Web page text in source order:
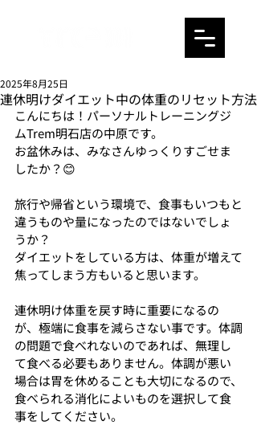
連休明けダイエット中の体重のリセット方法
2025年8月25日
こんにちは！パーソナルトレーニングジ
ムTrem明石店の中原です。
お盆休みは、みなさんゆっくりすごせま
したか？😊
旅行や帰省という環境で、食事もいつもと
違うものや量になったのではないでしょ
うか？
ダイエットをしている方は、体重が増えて
焦ってしまう方もいると思います。
連休明け体重を戻す時に重要になるの
が、極端に食事を減らさない事です。体調
の問題で食べれないのであれば、無理し
て食べる必要もありません。体調が悪い
場合は胃を休めることも大切になるので、
食べられる消化によいものを選択して食
事をしてください。